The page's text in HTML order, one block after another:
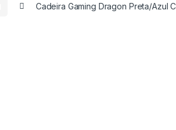
Cadeira Gaming Dragon Preta/Azul